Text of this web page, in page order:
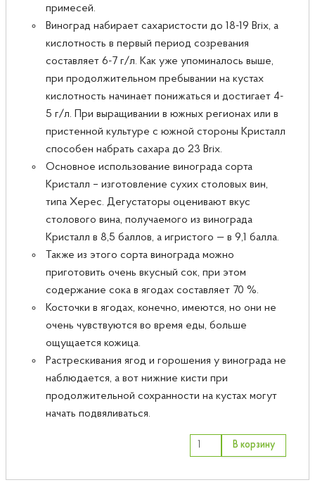
примесей.
Виноград набирает сахаристости до 18-19 Brix, а
кислотность в первый период созревания
составляет 6-7 г/л. Как уже упоминалось выше,
при продолжительном пребывании на кустах
кислотность начинает понижаться и достигает 4-
5 г/л. При выращивании в южных регионах или в
пристенной культуре с южной стороны Кристалл
способен набрать сахара до 23 Brix.
Основное использование винограда сорта
Кристалл – изготовление сухих столовых вин,
типа Херес. Дегустаторы оценивают вкус
столового вина, получаемого из винограда
Кристалл в 8,5 баллов, а игристого — в 9,1 балла.
Также из этого сорта винограда можно
приготовить очень вкусный сок, при этом
содержание сока в ягодах составляет 70 %.
Косточки в ягодах, конечно, имеются, но они не
очень чувствуются во время еды, больше
ощущается кожица.
Растрескивания ягод и горошения у винограда не
наблюдается, а вот нижние кисти при
продолжительной сохранности на кустах могут
начать подвяливаться.
В корзину